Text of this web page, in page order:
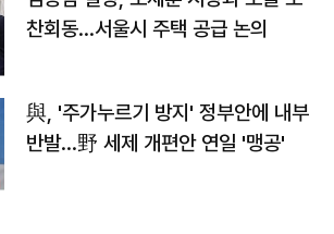
찬회동...서울시 주택 공급 논의
與, '주가누르기 방지' 정부안에 내부
반발…野 세제 개편안 연일 '맹공'